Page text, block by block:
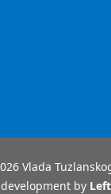
Vlada
development by